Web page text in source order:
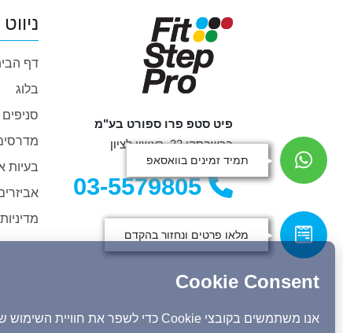
תמיד זמינים בוואסאפ
מלאו פרטים ונחזור בהקדם
פיט סטפ פרו ספורט בע"מ
ברשבסקי 33, ראשון לציון
03-5579805
דף
בלוג
סניפים
בעיות